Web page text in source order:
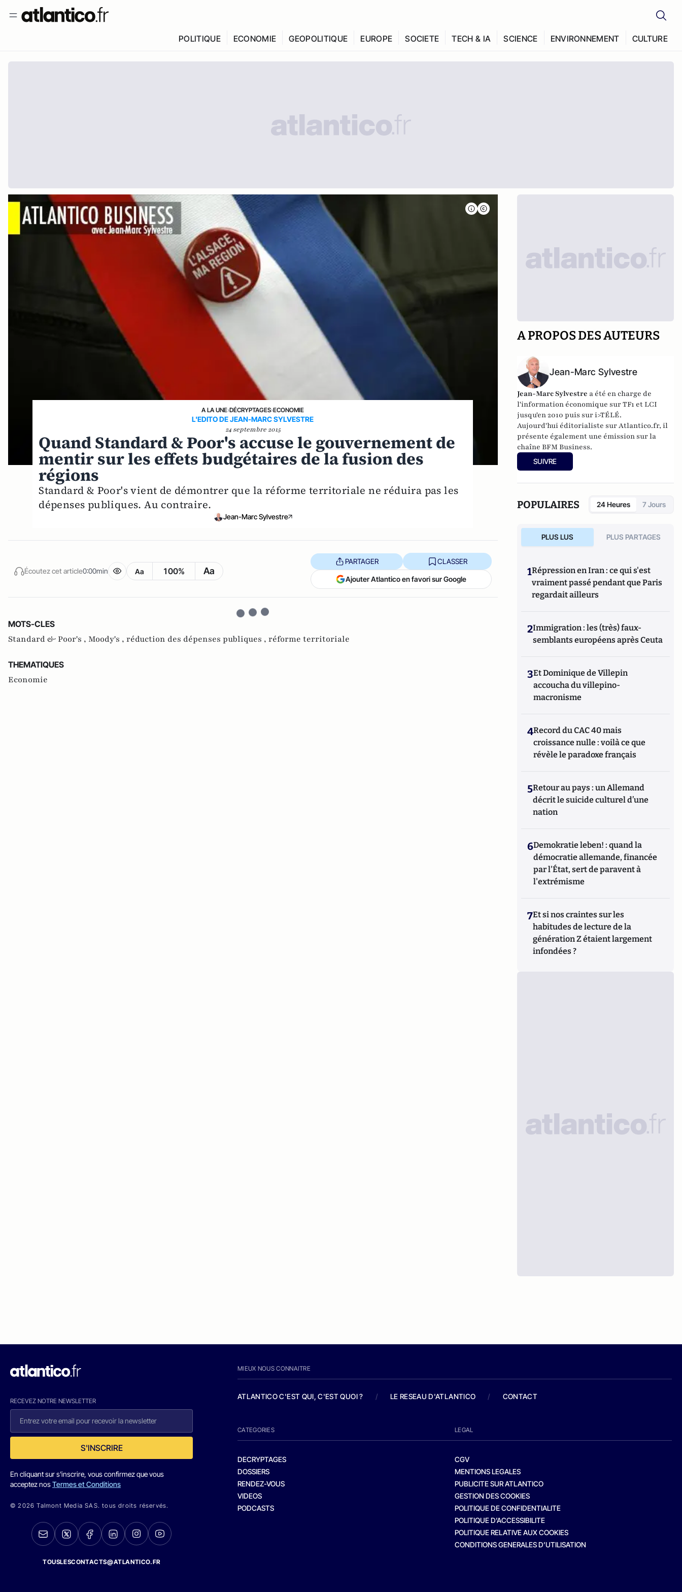
POLITIQUE ECONOMIE GEOPOLITIQUE EUROPE SOCIETE TECH & IA SCIENCE ENVIRONNEMENT CULTURE
A LA UNE›DÉCRYPTAGES›ECONOMIE
L'EDITO DE JEAN-MARC SYLVESTRE
24 septembre 2015
Quand Standard & Poor's accuse le gouvernement de
mentir sur les effets budgétaires de la fusion des
régions
Standard & Poor's vient de démontrer que la réforme territoriale ne réduira pas les
dépenses publiques. Au contraire.
Jean-Marc Sylvestre
Écoutez cet article0:00min Aa 100% Aa
PARTAGER CLASSER
Ajouter Atlantico en favori sur Google
MOTS-CLES
Standard & Poor's , Moody's , réduction des dépenses publiques , réforme territoriale
THEMATIQUES
Economie
A PROPOS DES AUTEURS
Jean-Marc Sylvestre
Jean-Marc Sylvestre a été en charge de
l'information économique sur TF1 et LCI
jusqu'en 2010 puis sur i>TÉLÉ.
Aujourd'hui éditorialiste sur Atlantico.fr, il
présente également une émission sur la
chaîne BFM Business.
SUIVRE
POPULAIRES 24 Heures 7 Jours
PLUS LUS PLUS PARTAGES
1Répression en Iran : ce qui s'est
vraiment passé pendant que Paris
regardait ailleurs
2Immigration : les (très) faux-
semblants européens après Ceuta
3Et Dominique de Villepin
accoucha du villepino-
macronisme
4Record du CAC 40 mais
croissance nulle : voilà ce que
révèle le paradoxe français
5Retour au pays : un Allemand
décrit le suicide culturel d’une
nation
6Demokratie leben! : quand la
démocratie allemande, financée
par l'État, sert de paravent à
l'extrémisme
7Et si nos craintes sur les
habitudes de lecture de la
génération Z étaient largement
infondées ?
RECEVEZ NOTRE NEWSLETTER
S'INSCRIRE
En cliquant sur s'inscrire, vous confirmez que vous
acceptez nosTermes et Conditions
© 2026 Talmont Media SAS. tous droits réservés.
TOUSLESCONTACTS@ATLANTICO.FR
MIEUX NOUS CONNAITRE
ATLANTICO C'EST QUI, C'EST QUOI ? / LE RESEAU D'ATLANTICO / CONTACT
CATEGORIES
DECRYPTAGES
DOSSIERS
RENDEZ-VOUS
VIDEOS
PODCASTS
LEGAL
CGV
MENTIONS LEGALES
PUBLICITE SUR ATLANTICO
GESTION DES COOKIES
POLITIQUE DE CONFIDENTIALITE
POLITIQUE D’ACCESSIBILITE
POLITIQUE RELATIVE AUX COOKIES
CONDITIONS GENERALES D’UTILISATION